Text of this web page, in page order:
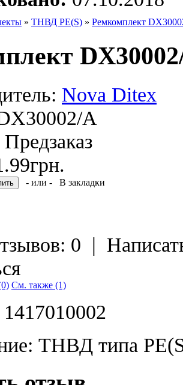
» ТНВД PE(S) » Ремкомплект
Nova Ditex
A
Предзаказ
- или -
В закладки
0 |
См. также (1)
ТНВД типа